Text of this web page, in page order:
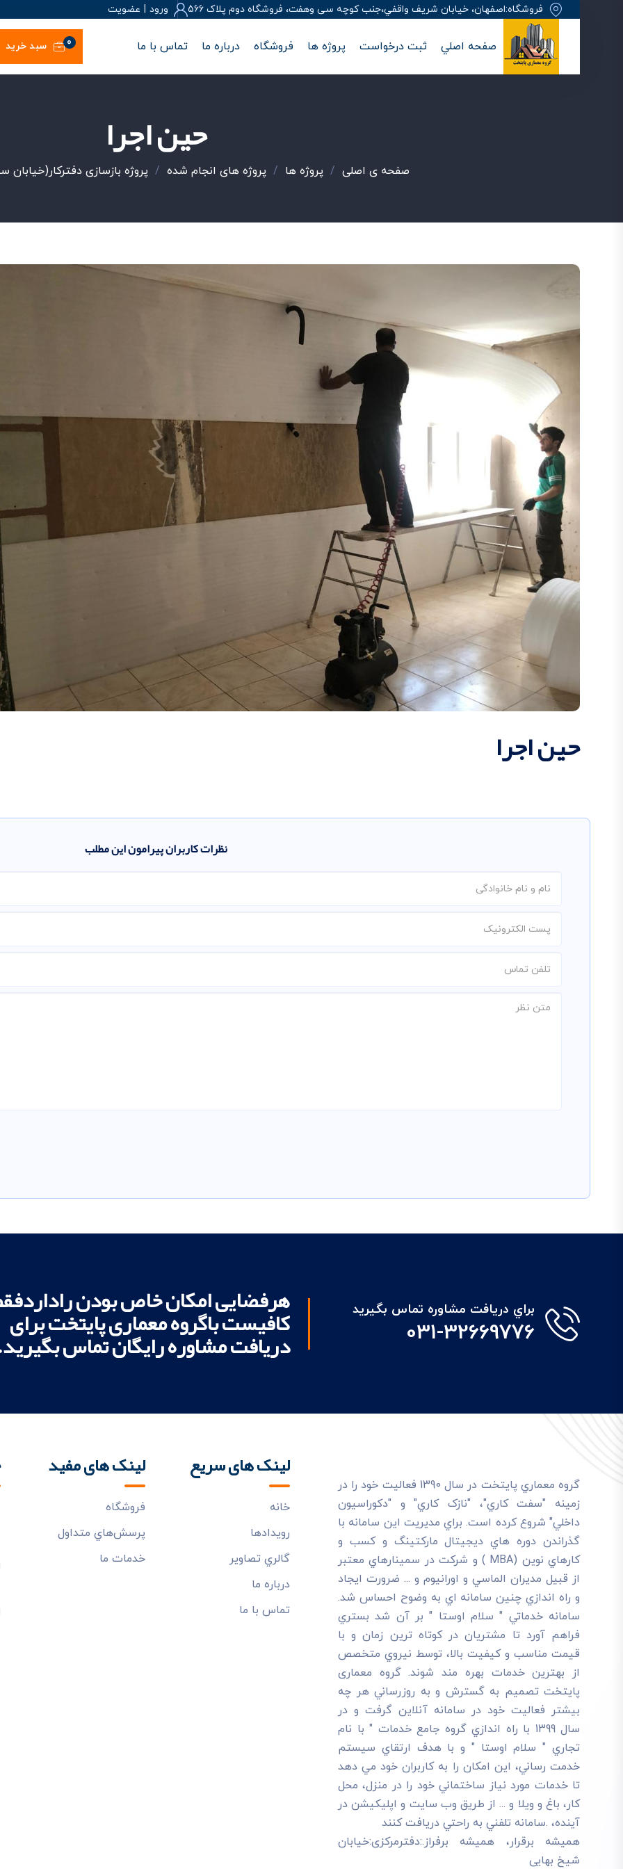
فروشگاه:اصفهان، خيابان شريف واقفي،جنب کوچه سی وهفت، فروشگاه دوم پلاک 566 ورود | عضويت
صفحه اصلي ثبت درخواست پروژه ها فروشگاه درباره ما تماس با ما سبد خرید 0
حین اجرا
صفحه ی اصلی / پروژه ها / پروژه های انجام شده / پروژه بازسازی دفترکار(خیابان
حین اجرا
نظرات کاربران پیرامون این مطلب
براي دريافت مشاوره تماس بگيريد
031-32669776
هرفضایی امکان خاص بودن
کافیست باگروه معماری پایتخت برای
دریافت مشاوره رایگان تماس
گروه معماري پايتخت در سال 1390 فعاليت خود را در
زمينه "سفت کاري"، "نازک کاري" و "دکوراسيون
داخلي" شروع کرده است. براي مديريت اين سامانه با
گذراندن دوره هاي ديجيتال مارکتينگ و کسب و
کارهاي نوين (MBA ) و شرکت در سمينارهاي معتبر
از قبيل مديران الماسي و اورانيوم و ... ضرورت ايجاد
و راه اندازي چنين سامانه اي به وضوح احساس شد.
سامانه خدماتي " سلام اوستا " بر آن شد بستري
فراهم آورد تا مشتريان در کوتاه ترين زمان و با
قيمت مناسب و کيفيت بالا، توسط نيروي متخصص
از بهترين خدمات بهره مند شوند. گروه معماری
پایتخت تصميم به گسترش و به روزرساني هر چه
بيشتر فعاليت خود در سامانه آنلاين گرفت و در
سال 1399 با راه اندازي گروه جامع خدمات " با نام
تجاري " سلام اوستا " و با هدف ارتقاي سيستم
خدمت رساني، اين امکان را به کاربران خود مي دهد
تا خدمات مورد نياز ساختماني خود را در منزل، محل
کار، باغ و ويلا و ... از طريق وب سايت و اپليکيشن در
آينده، .سامانه تلفني به راحتي دريافت کنند
هميشه برقرار، هميشه برفراز.:دفترمرکزی:خیابان
شیخ بهایی
لینک های سریع
خانه
رويدادها
گالري تصاوير
درباره ما
تماس با ما
لینک های مفید
فروشگاه
پرسش‌هاي متداول
خدمات ما